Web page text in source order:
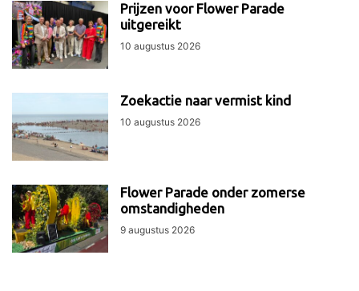
Prijzen voor Flower Parade
uitgereikt
10 augustus 2026
Zoekactie naar vermist kind
10 augustus 2026
Flower Parade onder zomerse
omstandigheden
9 augustus 2026